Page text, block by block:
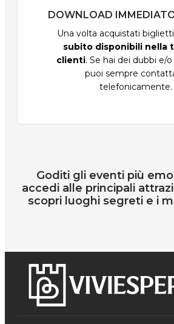
DOWNLOAD
Una volta acquistati
subito disponibili nella
clienti. Se hai dei dubbi e/
puoi sempre
telefonicamente.
Goditi gli eventi più
accedi alle principali
scopri luoghi segreti e i